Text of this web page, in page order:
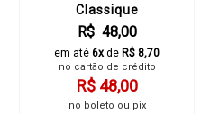
Classique
R$ 48,00
em até 6xde R$ 8,70
no cartão de crédito
R$ 48,00
no boleto ou pix